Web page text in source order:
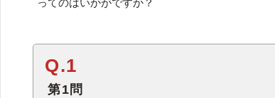
Q.1
第1問